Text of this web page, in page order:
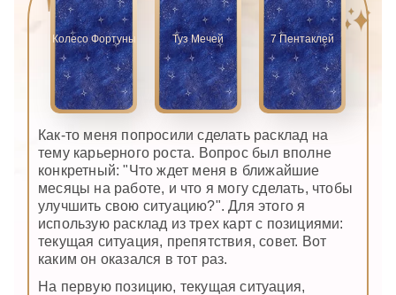
Колесо Фортуны Туз Мечей 7 Пентаклей
Как-то меня попросили сделать расклад на
тему карьерного роста. Вопрос был вполне
конкретный: "Что ждет меня в ближайшие
месяцы на работе, и что я могу сделать, чтобы
улучшить свою ситуацию?". Для этого я
использую расклад из трех карт с позициями:
текущая ситуация, препятствия, совет. Вот
каким он оказался в тот раз.
На первую позицию, текущая ситуация,